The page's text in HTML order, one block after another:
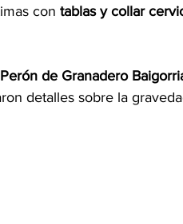
con tablas y collar
de Granadero
detalles sobre la